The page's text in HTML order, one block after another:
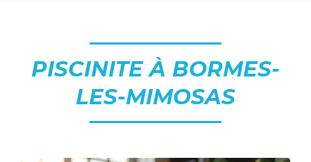
PISCINITE À BORMES-
LES-MIMOSAS